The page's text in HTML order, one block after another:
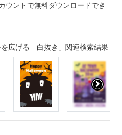
ウントで無料ダウンロードでき
広げる 白抜き」関連検索結果